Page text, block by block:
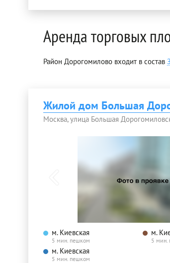
Аренда торговых
Район Дорогомилово входит в состав
Жилой дом Большая
Москва, улица Большая
м. Киевская
5 мин. пешком
м.
5 мин.
м. Киевская
5 мин. пешком